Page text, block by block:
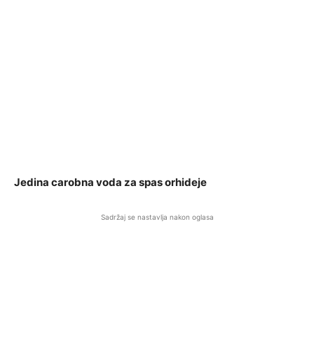
Jedina carobna voda za spas orhideje
Sadržaj se nastavlja nakon oglasa